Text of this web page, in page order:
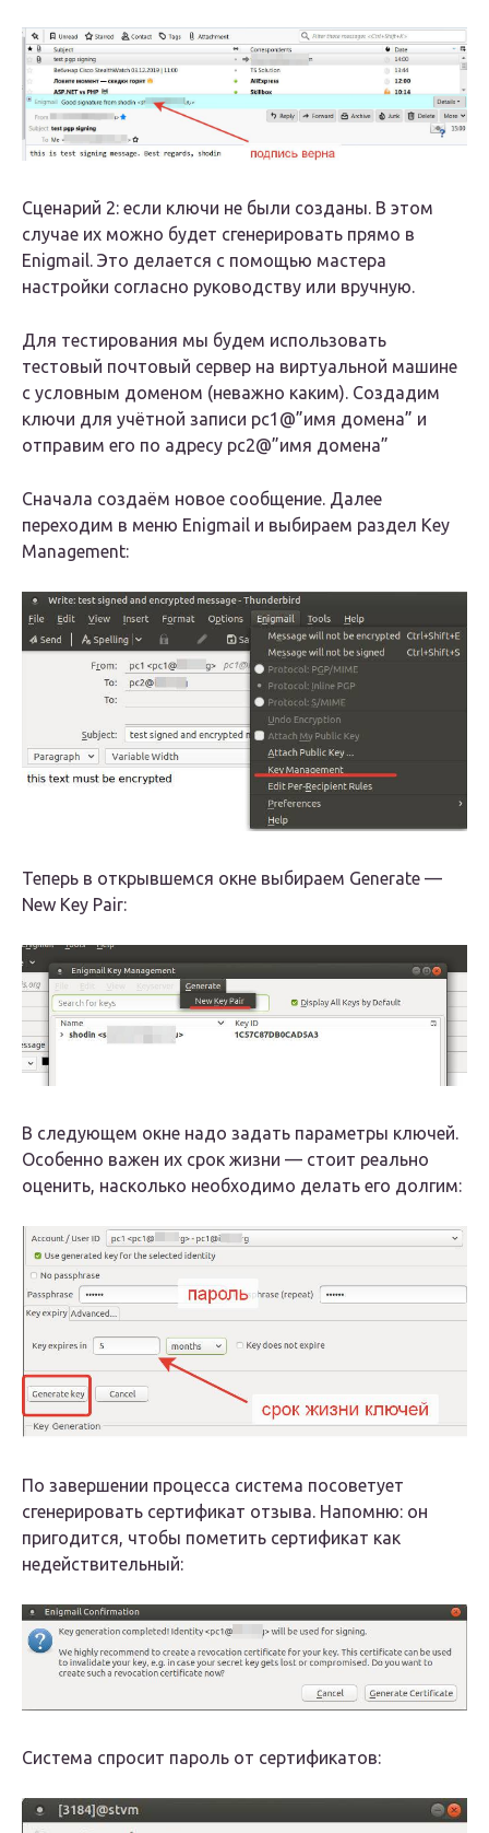
Сценарий 2: если ключи не были созданы. В этом
случае их можно будет сгенерировать прямо в
Enigmail. Это делается с помощью мастера
настройки согласно руководству или вручную.
Для тестирования мы будем использовать
тестовый почтовый сервер на виртуальной машине
с условным доменом (неважно каким). Создадим
ключи для учётной записи pc1@”имя домена” и
отправим его по адресу pc2@”имя домена”
Сначала создаём новое сообщение. Далее
переходим в меню Enigmail и выбираем раздел Key
Management:
Теперь в открывшемся окне выбираем Generate —
New Key Pair:
В следующем окне надо задать параметры ключей.
Особенно важен их срок жизни — стоит реально
оценить, насколько необходимо делать его долгим:
По завершении процесса система посоветует
сгенерировать сертификат отзыва. Напомню: он
пригодится, чтобы пометить сертификат как
недействительный:
Система спросит пароль от сертификатов: